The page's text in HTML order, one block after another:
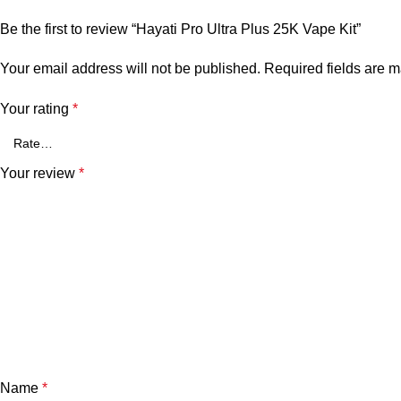
Be the first to review “Hayati Pro Ultra Plus 25K Vape Kit”
Your email address will not be published. Required fields are
Your rating *
Your review *
Name *